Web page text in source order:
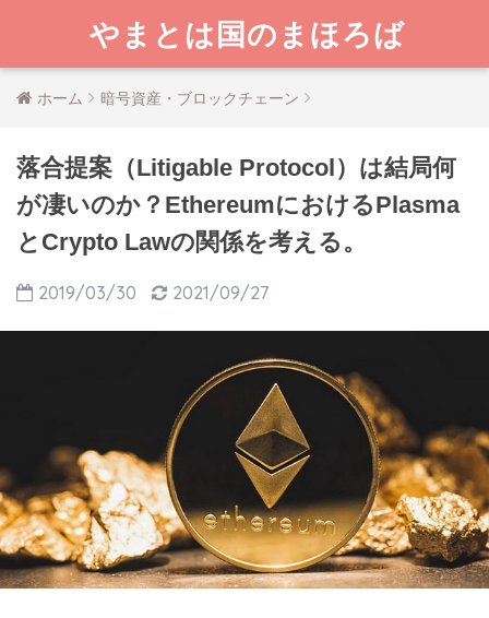
やまとは国のまほろば
ホーム 暗号資産・ブロックチェーン
落合提案（Litigable Protocol）は結局何
が凄いのか？EthereumにおけるPlasma
とCrypto Lawの関係を考える。
2019/03/30 2021/09/27